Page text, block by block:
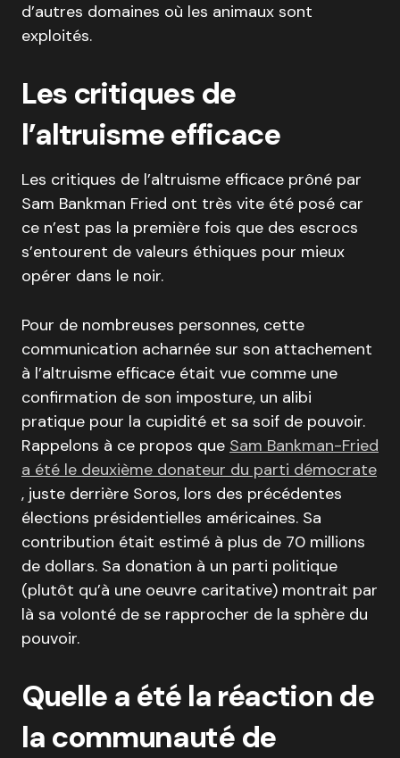
d’autres domaines où les animaux sont
exploités.
Les critiques de
l’altruisme efficace
Les critiques de l’altruisme efficace prôné par
Sam Bankman Fried ont très vite été posé car
ce n’est pas la première fois que des escrocs
s’entourent de valeurs éthiques pour mieux
opérer dans le noir.
Pour de nombreuses personnes, cette
communication acharnée sur son attachement
à l’altruisme efficace était vue comme une
confirmation de son imposture, un alibi
pratique pour la cupidité et sa soif de pouvoir.
Rappelons à ce propos que Sam Bankman-Fried
a été le deuxième donateur du parti démocrate
, juste derrière Soros, lors des précédentes
élections présidentielles américaines. Sa
contribution était estimé à plus de 70 millions
de dollars. Sa donation à un parti politique
(plutôt qu’à une oeuvre caritative) montrait par
là sa volonté de se rapprocher de la sphère du
pouvoir.
Quelle a été la réaction de
la communauté de